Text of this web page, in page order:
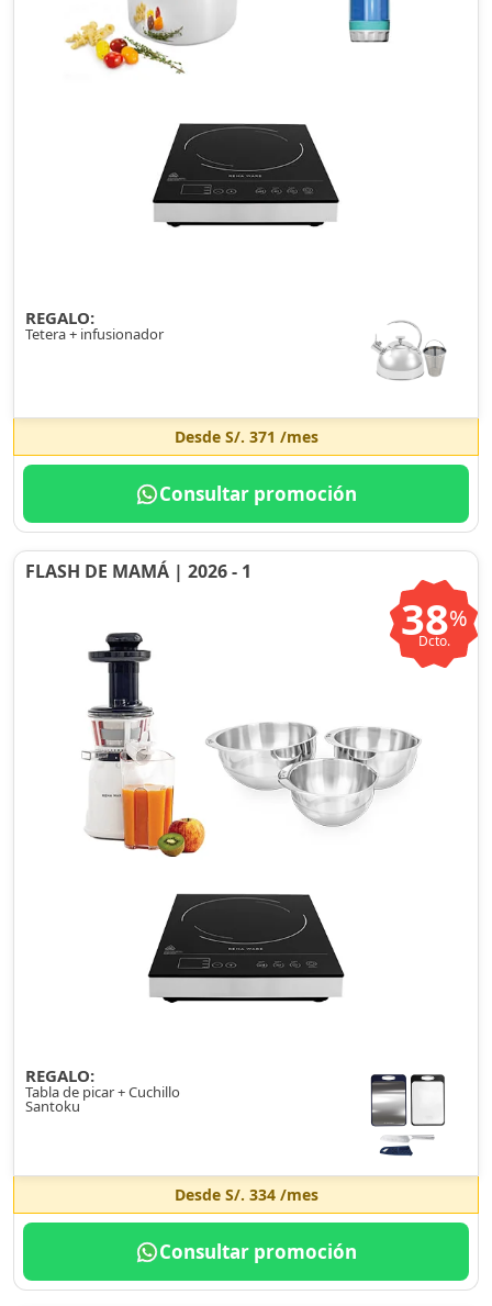
REGALO:
Tetera + infusionador
Desde S/. 371 /mes
Consultar promoción
FLASH DE MAMÁ | 2026 - 1
38%
Dcto.
REGALO:
Tabla de picar + Cuchillo
Santoku
Desde S/. 334/mes
Consultar promoción